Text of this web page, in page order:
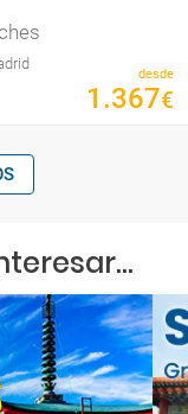
desde
1 .367€